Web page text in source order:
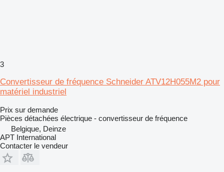
3
Convertisseur de fréquence Schneider ATV12H055M2 pour
matériel industriel
Prix sur demande
Pièces détachées électrique - convertisseur de fréquence
Belgique, Deinze
APT International
Contacter le vendeur